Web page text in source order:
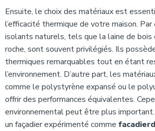
Ensuite, le choix des matériaux est
l’efficacité thermique de votre maison.
isolants naturels, tels que la laine de bois
roche, sont souvent privilégiés. Ils
thermiques remarquables tout en étant
l’environnement. D’autre part, les
comme le polystyrène expansé ou le
offrir des performances équivalentes.
environnemental peut être plus
un façadier expérimenté comme